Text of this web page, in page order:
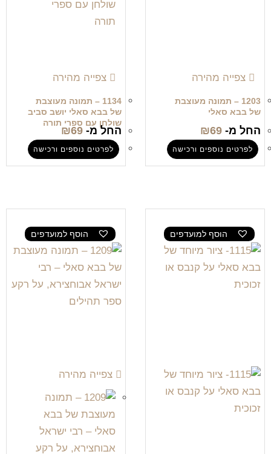
צפייה מהירה
1203 – תמונה מעוצבת
של בבא סאלי
החל מ- ₪69
לפרטים נוספים ורכישה
צפייה מהירה
1134 – תמונה מעוצבת
של בבא סאלי יושב סביב
שולחן עם ספרי תורה
החל מ- ₪69
לפרטים נוספים ורכישה
הוסף למועדפים הוסף למועדפים
צפייה מהירה